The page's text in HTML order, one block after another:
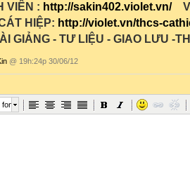
VIÊN : http://sakin402.violet.vn/
HIỆP: http://violet.vn/thcs-
GIẢNG - TƯ LIỆU - GIAO LƯU -
@ 19h:24p 30/06/12
font